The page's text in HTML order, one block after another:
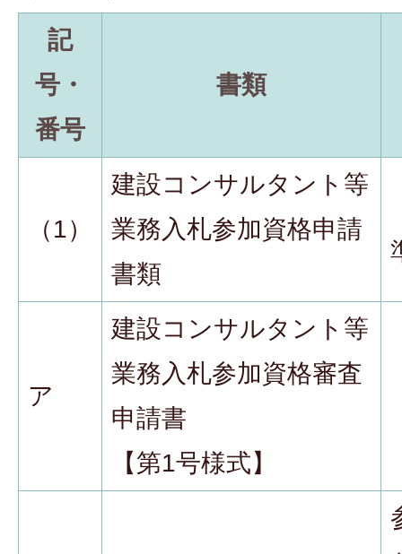
記
号・
番号
書類
（1）
建設コンサルタント等
業務入札参加資格申請
書類
ア
建設コンサルタント等
業務入札参加資格審査
申請書
【第1号様式】